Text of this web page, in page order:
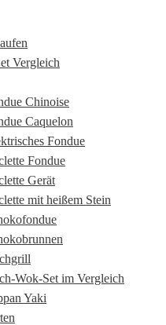
Vergleich
Chinoise
Caquelon
Fondue
Fondue
Gerät
mit heißem Stein
Wok-Set im Vergleich
Yaki